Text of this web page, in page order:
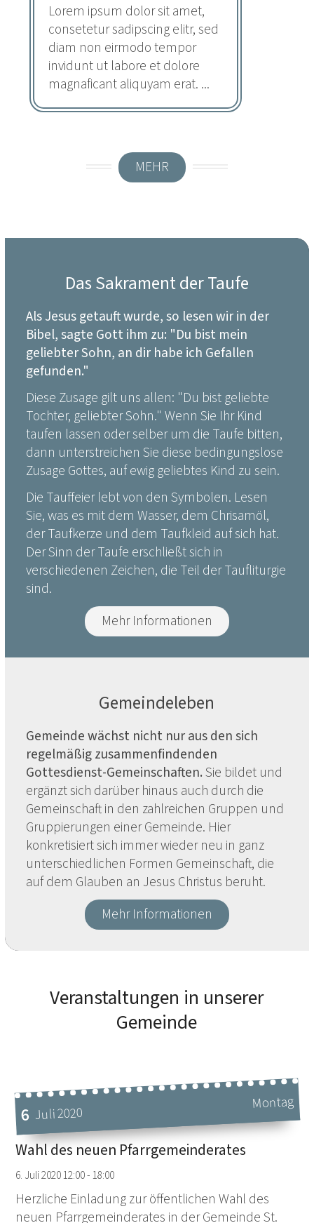
Lorem ipsum dolor sit amet,
consetetur sadipscing elitr, sed
diam non eirmodo tempor
invidunt ut labore et dolore
magnaficant aliquyam erat. ...
MEHR
Das Sakrament der Taufe
Als Jesus getauft wurde, so lesen wir in der
Bibel, sagte Gott ihm zu: "Du bist mein
geliebter Sohn, an dir habe ich Gefallen
gefunden."
Diese Zusage gilt uns allen: "Du bist geliebte
Tochter, geliebter Sohn." Wenn Sie Ihr Kind
taufen lassen oder selber um die Taufe bitten,
dann unterstreichen Sie diese bedingungslose
Zusage Gottes, auf ewig geliebtes Kind zu sein.
Die Tauffeier lebt von den Symbolen. Lesen
Sie, was es mit dem Wasser, dem Chrisamöl,
der Taufkerze und dem Taufkleid auf sich hat.
Der Sinn der Taufe erschließt sich in
verschiedenen Zeichen, die Teil der Taufliturgie
sind.
Mehr Informationen
Gemeindeleben
Gemeinde wächst nicht nur aus den sich
regelmäßig zusammenfindenden
Gottesdienst-Gemeinschaften.Sie bildet und
ergänzt sich darüber hinaus auch durch die
Gemeinschaft in den zahlreichen Gruppen und
Gruppierungen einer Gemeinde. Hier
konkretisiert sich immer wieder neu in ganz
unterschiedlichen Formen Gemeinschaft, die
auf dem Glauben an Jesus Christus beruht.
Mehr Informationen
Veranstaltungen in unserer
Gemeinde
Montag
6 Juli 2020
Datum: 6. Juli 2020
Wahl des neuen Pfarrgemeinderates
6. Juli 2020 12:00 - 18:00
Herzliche Einladung zur öffentlichen Wahl des
neuen Pfarrgemeinderates in der Gemeinde St.